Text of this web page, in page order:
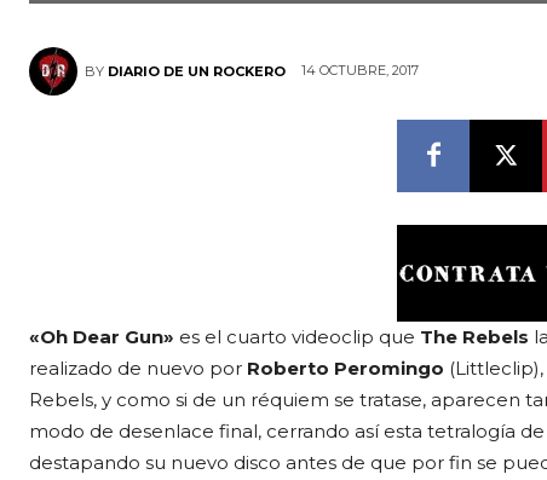
BY DIARIO DE UN ROCKERO 14 OCTUBRE, 2017
«Oh Dear Gun» es el cuarto videoclip que The Rebels
realizado de nuevo por Roberto Peromingo
Rebels, y como si de un réquiem se tratase, aparecen
modo de desenlace final, cerrando así esta tetralogía
destapando su nuevo disco antes de que por fin se